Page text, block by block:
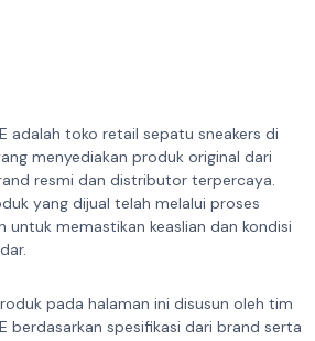
adalah toko retail sepatu sneakers di
menyediakan produk original dari
resmi dan distributor terpercaya.
yang dijual telah melalui proses
untuk memastikan keaslian dan kondisi
pada halaman ini disusun oleh tim
berdasarkan spesifikasi dari brand serta